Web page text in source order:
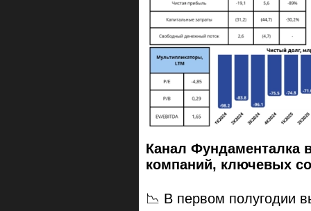
Канал Фундаменталка
компаний, ключевых
📉 В первом полугодии